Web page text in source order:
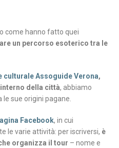
come hanno fatto quei
un percorso esoterico tra le
culturale Assoguide Verona,
della città, abbiamo
sue origini pagane.
Facebook, in cui
le varie attività: per iscriversi, è
organizza il tour – nome e